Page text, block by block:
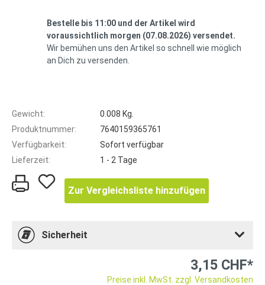
Bestelle bis 11:00 und der Artikel wird
voraussichtlich morgen (07.08.2026) versendet.
Wir bemühen uns den Artikel so schnell wie möglich
an Dich zu versenden.
Gewicht:
0.008 Kg.
Produktnummer:
7640159365761
Verfügbarkeit:
Sofort verfügbar
Lieferzeit:
1 - 2 Tage
Zur Vergleichsliste hinzufügen
Sicherheit
3,15 CHF*
Preise inkl. MwSt. zzgl. Versandkosten